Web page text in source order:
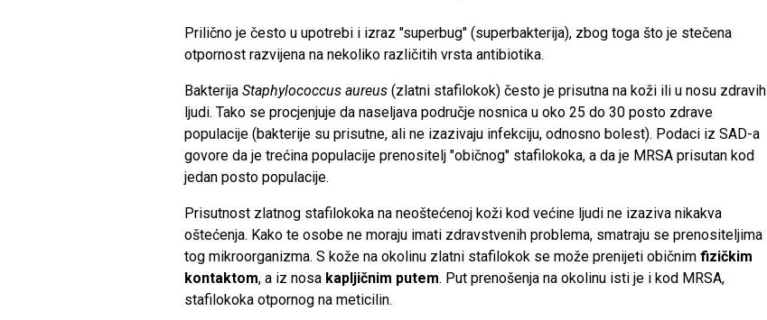
Prilično je često u upotrebi i izraz "superbug" (superbakterija), zbog toga što je stečena
otpornost razvijena na nekoliko različitih vrsta antibiotika.
BakterijaStaphylococcus aureus (zlatni stafilokok) često je prisutna na koži ili u nosu zdravih
ljudi. Tako se procjenjuje da naseljava područje nosnica u oko 25 do 30 posto zdrave
populacije (bakterije su prisutne, ali ne izazivaju infekciju, odnosno bolest). Podaci iz SAD-a
govore da je trećina populacije prenositelj "običnog" stafilokoka, a da je MRSA prisutan kod
jedan posto populacije.
Prisutnost zlatnog stafilokoka na neoštećenoj koži kod većine ljudi ne izaziva nikakva
oštećenja. Kako te osobe ne moraju imati zdravstvenih problema, smatraju se prenositeljima
tog mikroorganizma. S kože na okolinu zlatni stafilokok se može prenijeti običnim fizičkim
kontaktom, a iz nosa kapljičnim putem. Put prenošenja na okolinu isti je i kod MRSA,
stafilokoka otpornog na meticilin.